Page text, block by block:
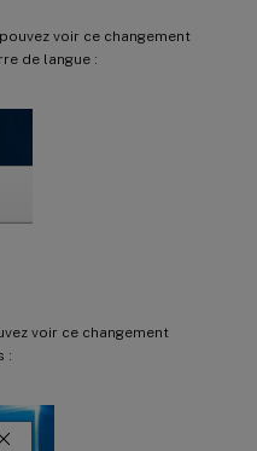
voir ce changement
de langue :
voir ce changement
: